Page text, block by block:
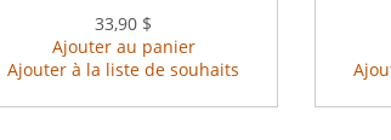
33,90 $
Ajouter au panier
Ajouter à la liste de souhaits